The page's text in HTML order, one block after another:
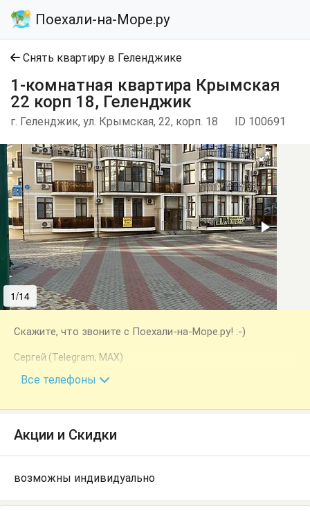
Поехали-на-Море.ру
Снять квартиру в Геленджике
1-комнатная квартира Крымская
22 корп 18, Геленджик
г. Геленджик, ул. Крымская, 22, корп. 18 ID 100691
1/14
Скажите, что звоните с Поехали-на-Море.ру! :-)
Сергей (Telegram, MAX)
+7 (918) 463-27-05
Все телефоны
Акции и Скидки
возможны индивидуально